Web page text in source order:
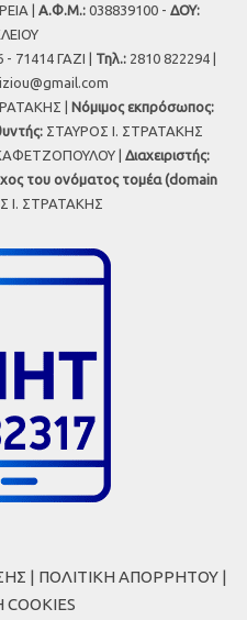
| Α.Φ.Μ.: 038839100 - ΔΟΥ:
71414 ΓΑΖΙ | Τηλ.: 2810 822294 |
| Νόμιμος εκπρόσωπος:
ΣΤΑΥΡΟΣ Ι. ΣΤΡΑΤΑΚΗΣ
| Διαχειριστής:
του ονόματος τομέα (domain
Ι. ΣΤΡΑΤΑΚΗΣ
| ΠΟΛΙΤΙΚΗ ΑΠΟΡΡΗΤΟΥ |